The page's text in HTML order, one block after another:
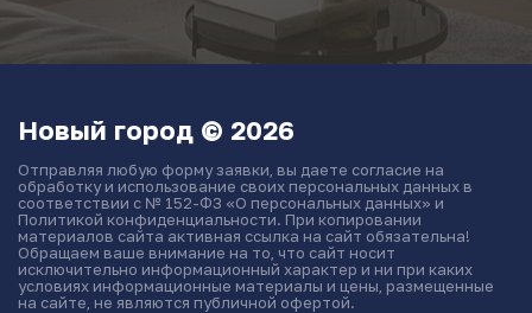
Новый город © 2026
Отправляя любую форму заявки, вы даете согласие на
обработку и использование своих персональных данных в
соответствии с № 152-ФЗ «О персональных данных» и
Политикой конфиденциальности. При копировании
материалов сайта активная ссылка на сайт обязательна!
Обращаем ваше внимание на то, что сайт носит
исключительно информационный характер и ни при каких
условиях информационные материалы и цены, размещенные
на сайте, не являются публичной офертой.